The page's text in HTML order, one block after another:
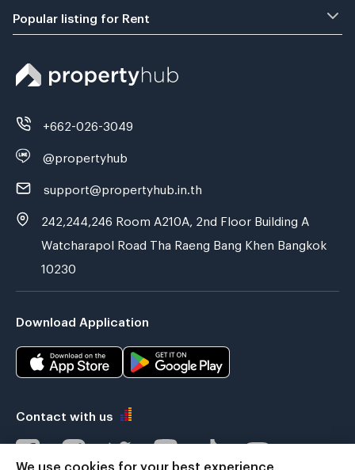
Popular listing for Rent
+662-026-3049
@propertyhub
support@propertyhub.in.th
242,244,246 Room A210A, 2nd Floor Building A
Watcharapol Road Tha Raeng Bang Khen Bangkok
10230
Download Application
Contact with us
We use cookies for your best experience